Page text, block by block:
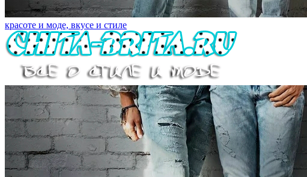
красоте и моде, вкусе и стиле